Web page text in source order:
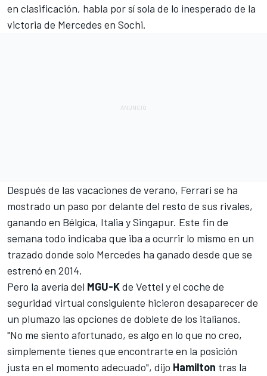
en clasificación, habla por sí sola de lo inesperado de la
victoria de Mercedes en Sochi.
Después de las vacaciones de verano, Ferrari se ha
mostrado un paso por delante del resto de sus rivales,
ganando en Bélgica, Italia y Singapur. Este fin de
semana todo indicaba que iba a ocurrir lo mismo en un
trazado donde solo Mercedes ha ganado desde que se
estrenó en 2014.
Pero la avería del MGU-Kde Vettel y el coche de
seguridad virtual consiguiente hicieron desaparecer de
un plumazo las opciones de doblete de los italianos.
"No me siento afortunado, es algo en lo que no creo,
simplemente tienes que encontrarte en la posición
justa en el momento adecuado", dijo Hamilton tras la